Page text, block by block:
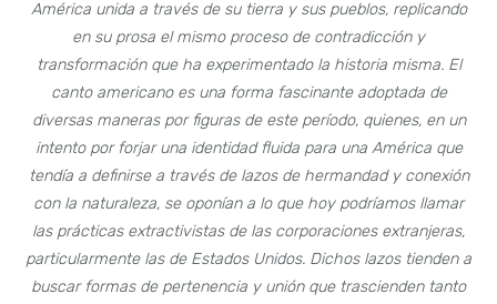
América unida a través de su tierra y sus pueblos, replicando
en su prosa el mismo proceso de contradicción y
transformación que ha experimentado la historia misma. El
canto americano es una forma fascinante adoptada de
diversas maneras por figuras de este período, quienes, en un
intento por forjar una identidad fluida para una América que
tendía a definirse a través de lazos de hermandad y conexión
con la naturaleza, se oponían a lo que hoy podríamos llamar
las prácticas extractivistas de las corporaciones extranjeras,
particularmente las de Estados Unidos. Dichos lazos tienden a
buscar formas de pertenencia y unión que trascienden tanto